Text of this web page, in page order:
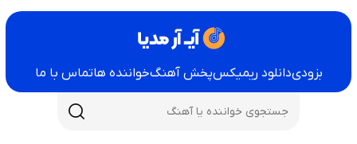
بزودیدانلود ریمیکسپخش آهنگخواننده هاتماس با ما